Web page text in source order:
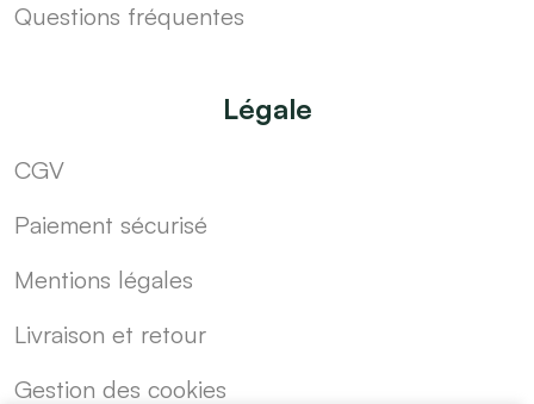
Questions fréquentes
Légale
CGV
Paiement sécurisé
Mentions légales
Livraison et retour
Gestion des cookies